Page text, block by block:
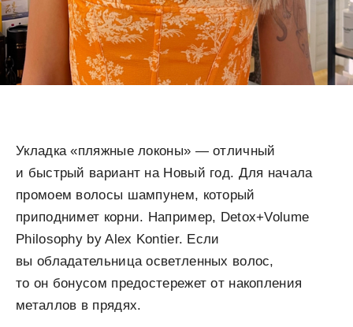
Укладка «пляжные локоны» — отличный
и быстрый вариант на Новый год. Для начала
промоем волосы шампунем, который
приподнимет корни. Например, Detox+Volume
Philosophy by Alex Kontier. Если
вы обладательница осветленных волос,
то он бонусом предостережет от накопления
металлов в прядях.